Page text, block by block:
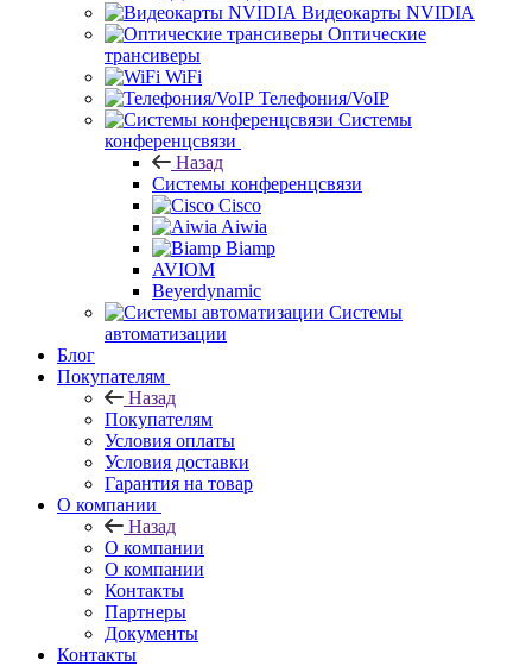
Видеокарты NVIDIA
Оптические
трансиверы
WiFi
Телефония/VoIP
Системы
конференцсвязи
Назад
Системы конференцсвязи
Cisco
Aiwia
Biamp
AVIOM
Beyerdynamic
Системы
автоматизации
Блог
Покупателям
Назад
Покупателям
Условия оплаты
Условия доставки
Гарантия на товар
О компании
Назад
О компании
О компании
Контакты
Партнеры
Документы
Контакты